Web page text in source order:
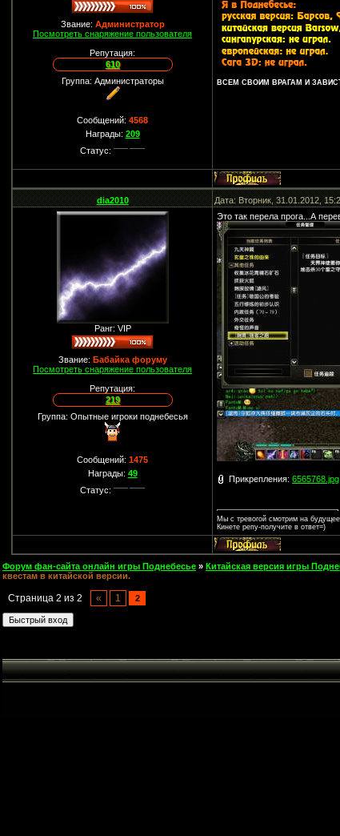
Звание: Администратор
Посмотреть снаряжение пользователя
Репутация:
610
Группа: Администраторы
Сообщений:4568
Награды: 209
Статус:
ВСЕМ СВОИМ ВРАГАМ И
dia2010 Дата: Вторник, 31.01.2012,
Ранг: VIP
Звание: Бабайка форуму
Посмотреть снаряжение пользователя
Репутация:
219
Группа: Опытные игроки поднебесья
Сообщений:1475
Награды: 49
Статус:
Это так перела прога...А
Прикрепления:6565768.jpg
Мы с тревогой смотрим на
Кинете репу-получите в ответ=)
Форум фан-сайта онлайн игры Поднебесье » Китайская версия игры
квестам в китайской версии.
Страница 2 из 2 « 1
2